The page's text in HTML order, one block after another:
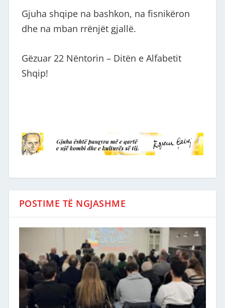
Gjuha shqipe na bashkon, na fisnikëron
dhe na mban rrënjët gjallë.
Gëzuar 22 Nëntorin – Ditën e Alfabetit
Shqip!
POSTIME TË NGJASHME